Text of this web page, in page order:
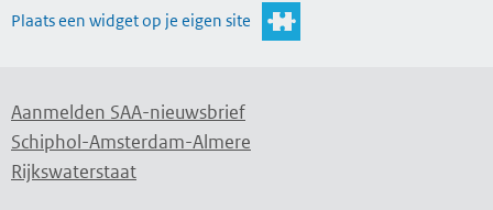
Plaats een widget op je eigen site
Aanmelden SAA-nieuwsbrief
Schiphol-Amsterdam-Almere
Rijkswaterstaat